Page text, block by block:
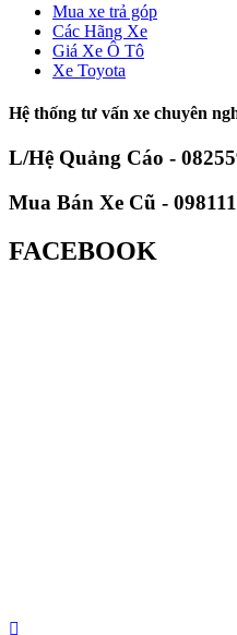
Mua xe trả góp
Các Hãng Xe
Giá Xe Ô Tô
Xe Toyota
Hệ thống tư vấn xe chuyên
L/Hệ Quảng Cáo -
Mua Bán Xe Cũ -
FACEBOOK